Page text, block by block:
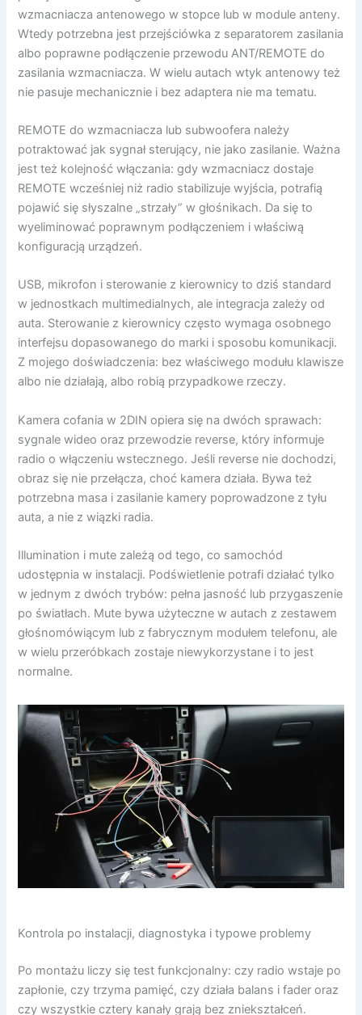
wzmacniacza antenowego w stopce lub w module anteny.
Wtedy potrzebna jest przejściówka z separatorem zasilania
albo poprawne podłączenie przewodu ANT/REMOTE do
zasilania wzmacniacza. W wielu autach wtyk antenowy też
nie pasuje mechanicznie i bez adaptera nie ma tematu.
REMOTE do wzmacniacza lub subwoofera należy
potraktować jak sygnał sterujący, nie jako zasilanie. Ważna
jest też kolejność włączania: gdy wzmacniacz dostaje
REMOTE wcześniej niż radio stabilizuje wyjścia, potrafią
pojawić się słyszalne „strzały” w głośnikach. Da się to
wyeliminować poprawnym podłączeniem i właściwą
konfiguracją urządzeń.
USB, mikrofon i sterowanie z kierownicy to dziś standard
w jednostkach multimedialnych, ale integracja zależy od
auta. Sterowanie z kierownicy często wymaga osobnego
interfejsu dopasowanego do marki i sposobu komunikacji.
Z mojego doświadczenia: bez właściwego modułu klawisze
albo nie działają, albo robią przypadkowe rzeczy.
Kamera cofania w 2DIN opiera się na dwóch sprawach:
sygnale wideo oraz przewodzie reverse, który informuje
radio o włączeniu wstecznego. Jeśli reverse nie dochodzi,
obraz się nie przełącza, choć kamera działa. Bywa też
potrzebna masa i zasilanie kamery poprowadzone z tyłu
auta, a nie z wiązki radia.
Illumination i mute zależą od tego, co samochód
udostępnia w instalacji. Podświetlenie potrafi działać tylko
w jednym z dwóch trybów: pełna jasność lub przygaszenie
po światłach. Mute bywa użyteczne w autach z zestawem
głośnomówiącym lub z fabrycznym modułem telefonu, ale
w wielu przeróbkach zostaje niewykorzystane i to jest
normalne.
Kontrola po instalacji, diagnostyka i typowe problemy
Po montażu liczy się test funkcjonalny: czy radio wstaje po
zapłonie, czy trzyma pamięć, czy działa balans i fader oraz
czy wszystkie cztery kanały grają bez zniekształceń.